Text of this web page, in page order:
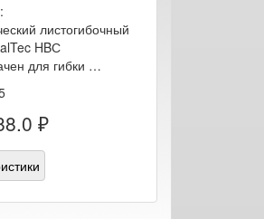
листогибочный
HBС
для гибки …
₽